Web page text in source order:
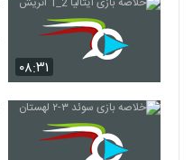
۰۸:۳۱